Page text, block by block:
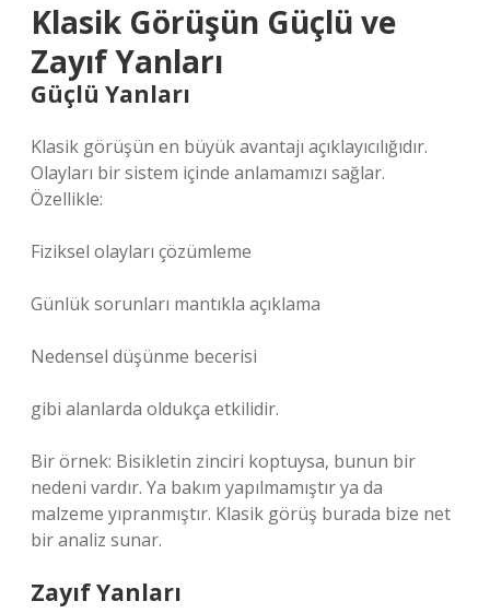
Klasik Görüşün Güçlü ve
Zayıf Yanları
Güçlü Yanları
Klasik görüşün en büyük avantajı açıklayıcılığıdır.
Olayları bir sistem içinde anlamamızı sağlar.
Özellikle:
Fiziksel olayları çözümleme
Günlük sorunları mantıkla açıklama
Nedensel düşünme becerisi
gibi alanlarda oldukça etkilidir.
Bir örnek: Bisikletin zinciri koptuysa, bunun bir
nedeni vardır. Ya bakım yapılmamıştır ya da
malzeme yıpranmıştır. Klasik görüş burada bize net
bir analiz sunar.
Zayıf Yanları